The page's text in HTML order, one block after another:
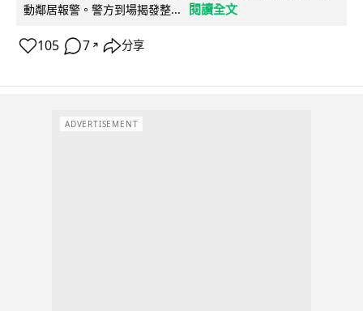
動鄰居報警。警方到場揭發整...
閱讀全文
105 7 ↗ 分享
ADVERTISEMENT